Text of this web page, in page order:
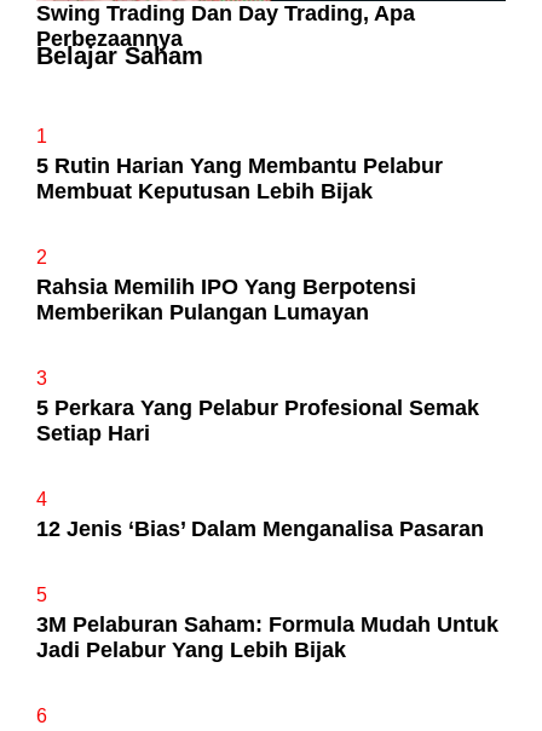
Swing Trading Dan Day Trading, Apa
Perbezaannya
Belajar Saham
1
5 Rutin Harian Yang Membantu Pelabur
Membuat Keputusan Lebih Bijak
2
Rahsia Memilih IPO Yang Berpotensi
Memberikan Pulangan Lumayan
3
5 Perkara Yang Pelabur Profesional Semak
Setiap Hari
4
12 Jenis ‘Bias’ Dalam Menganalisa Pasaran
5
3M Pelaburan Saham: Formula Mudah Untuk
Jadi Pelabur Yang Lebih Bijak
6